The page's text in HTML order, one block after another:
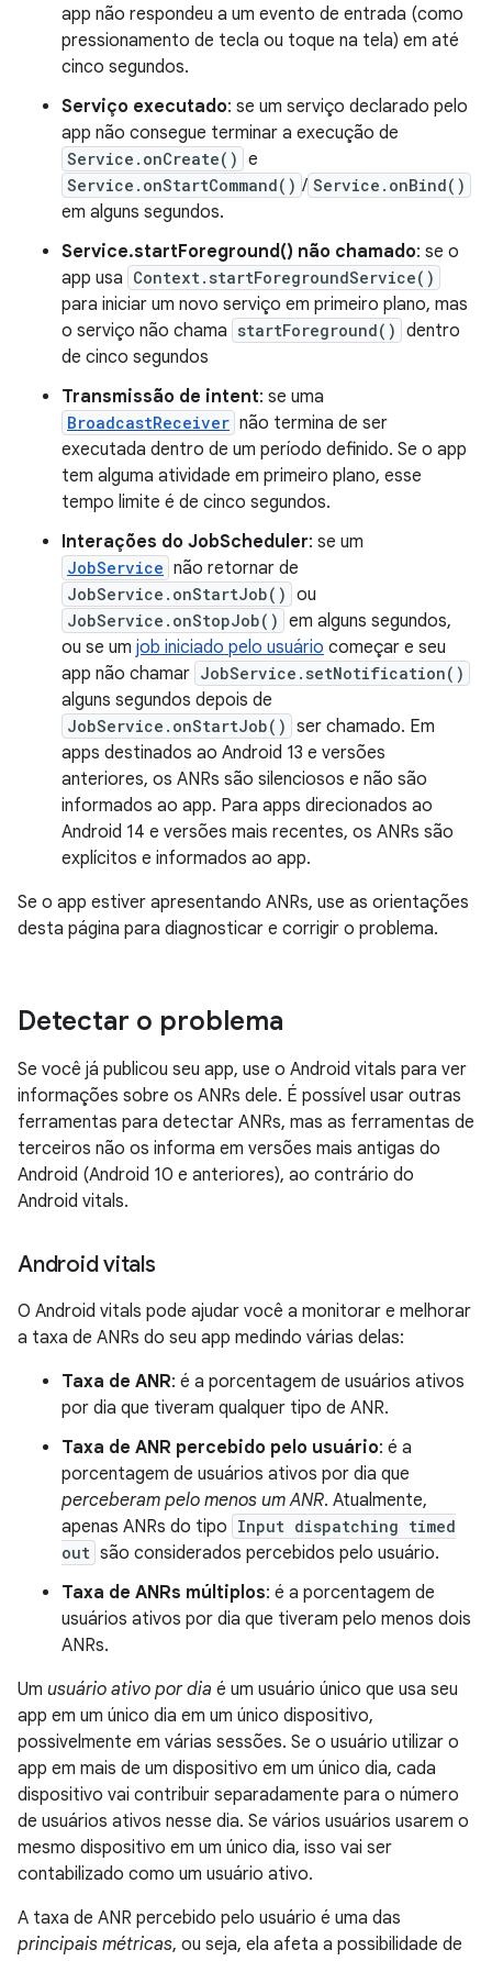
app não respondeu a um evento de entrada (como
pressionamento de tecla ou toque na tela) em até
cinco segundos.
Serviço executado: se um serviço declarado pelo
app não consegue terminar a execução de
Service.onCreate() e
Service.onStartCommand() / Service.onBind()
em alguns segundos.
Service.startForeground() não chamado: se o
app usa Context.startForegroundService()
para iniciar um novo serviço em primeiro plano, mas
o serviço não chama startForeground() dentro
de cinco segundos
Transmissão de intent: se uma
BroadcastReceiver não termina de ser
executada dentro de um período definido. Se o app
tem alguma atividade em primeiro plano, esse
tempo limite é de cinco segundos.
Interações do JobScheduler: se um
JobService não retornar de
JobService.onStartJob() ou
JobService.onStopJob() em alguns segundos,
ou se um job iniciado pelo usuário começar e seu
app não chamar JobService.setNotification()
alguns segundos depois de
JobService.onStartJob() ser chamado. Em
apps destinados ao Android 13 e versões
anteriores, os ANRs são silenciosos e não são
informados ao app. Para apps direcionados ao
Android 14 e versões mais recentes, os ANRs são
explícitos e informados ao app.
Se o app estiver apresentando ANRs, use as orientações
desta página para diagnosticar e corrigir o problema.
Detectar o problema
Se você já publicou seu app, use o Android vitals para ver
informações sobre os ANRs dele. É possível usar outras
ferramentas para detectar ANRs, mas as ferramentas de
terceiros não os informa em versões mais antigas do
Android (Android 10 e anteriores), ao contrário do
Android vitals.
Android vitals
O Android vitals pode ajudar você a monitorar e melhorar
a taxa de ANRs do seu app medindo várias delas:
Taxa de ANR: é a porcentagem de usuários ativos
por dia que tiveram qualquer tipo de ANR.
Taxa de ANR percebido pelo usuário: é a
porcentagem de usuários ativos por dia que
perceberam pelo menos um ANR. Atualmente,
apenas ANRs do tipo Input dispatching timed
out são considerados percebidos pelo usuário.
Taxa de ANRs múltiplos: é a porcentagem de
usuários ativos por dia que tiveram pelo menos dois
ANRs.
Um usuário ativo por dia é um usuário único que usa seu
app em um único dia em um único dispositivo,
possivelmente em várias sessões. Se o usuário utilizar o
app em mais de um dispositivo em um único dia, cada
dispositivo vai contribuir separadamente para o número
de usuários ativos nesse dia. Se vários usuários usarem o
mesmo dispositivo em um único dia, isso vai ser
contabilizado como um usuário ativo.
A taxa de ANR percebido pelo usuário é uma das
principais métricas, ou seja, ela afeta a possibilidade de